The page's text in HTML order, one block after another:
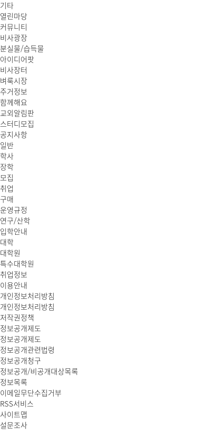
기타
열린마당
커뮤니티
비사광장
분실물/습득물
아이디어팟
비사장터
벼룩시장
주거정보
함께해요
교외알림판
스터디모집
공지사항
일반
학사
장학
모집
취업
구매
운영규정
연구/산학
입학안내
대학
대학원
특수대학원
취업정보
이용안내
개인정보처리방침
개인정보처리방침
저작권정책
정보공개제도
정보공개제도
정보공개관련법령
정보공개청구
정보공개/비공개대상목록
정보목록
이메일무단수집거부
RSS서비스
사이트맵
설문조사